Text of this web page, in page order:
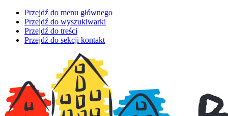
Przejdź do menu głównego
Przejdź do wyszukiwarki
Przejdź do treści
Przejdź do sekcji kontakt